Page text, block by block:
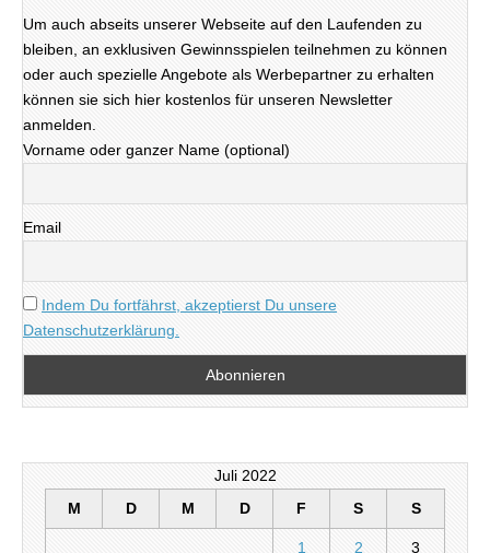
Um auch abseits unserer Webseite auf den Laufenden zu
bleiben, an exklusiven Gewinnsspielen teilnehmen zu können
oder auch spezielle Angebote als Werbepartner zu erhalten
können sie sich hier kostenlos für unseren Newsletter
anmelden.
Vorname oder ganzer Name (optional)
Email
Indem Du fortfährst, akzeptierst Du unsere
Datenschutzerklärung.
Juli 2022
M
D M D F S S
1 2 3